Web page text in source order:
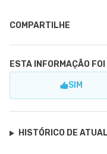
COMPARTILHE
ESTA INFORMAÇÃO
SIM
HISTÓRICO DE